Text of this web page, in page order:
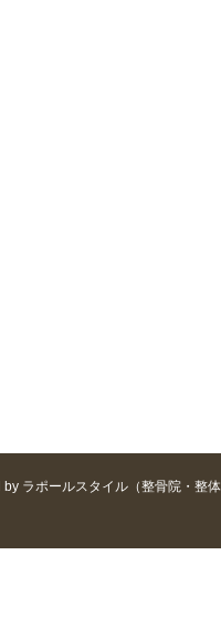
ラポールスタイル（整骨院・整体